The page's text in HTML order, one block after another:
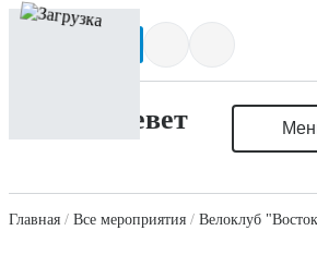
Главная Все мероприятия Велоклуб